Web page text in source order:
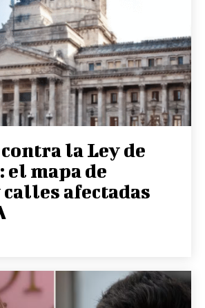
la Ley de
mapa de
calles afectadas